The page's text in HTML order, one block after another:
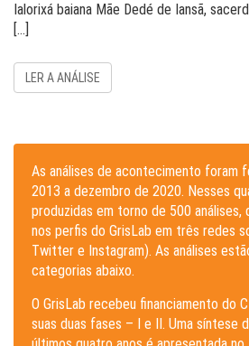
Ialorixá baiana Mãe Dedé de Iansã,
[…]
LER A ANÁLISE
As análises de acontecimento foram
2013 a dezembro de 2020. Nesses
produzidas em torno de 500 análises,
nos perfis do GrisLab em três redes
Twitter e Instagram). As análises
categorias abaixo.
O GrisLab recebeu financiamento do
suas duas fases – I e II. Uma síntese